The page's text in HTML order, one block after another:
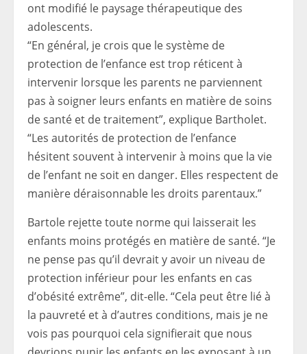
ont modifié le paysage thérapeutique des
adolescents.
“En général, je crois que le système de
protection de l’enfance est trop réticent à
intervenir lorsque les parents ne parviennent
pas à soigner leurs enfants en matière de soins
de santé et de traitement”, explique Bartholet.
“Les autorités de protection de l’enfance
hésitent souvent à intervenir à moins que la vie
de l’enfant ne soit en danger. Elles respectent de
manière déraisonnable les droits parentaux.”
Bartole rejette toute norme qui laisserait les
enfants moins protégés en matière de santé. “Je
ne pense pas qu’il devrait y avoir un niveau de
protection inférieur pour les enfants en cas
d’obésité extrême”, dit-elle. “Cela peut être lié à
la pauvreté et à d’autres conditions, mais je ne
vois pas pourquoi cela signifierait que nous